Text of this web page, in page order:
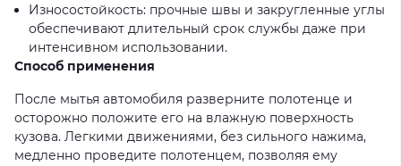
Износостойкость: прочные швы и закругленные углы
обеспечивают длительный срок службы даже при
интенсивном использовании.
Способ применения
После мытья автомобиля разверните полотенце и
осторожно положите его на влажную поверхность
кузова. Легкими движениями, без сильного нажима,
медленно проведите полотенцем, позволяя ему